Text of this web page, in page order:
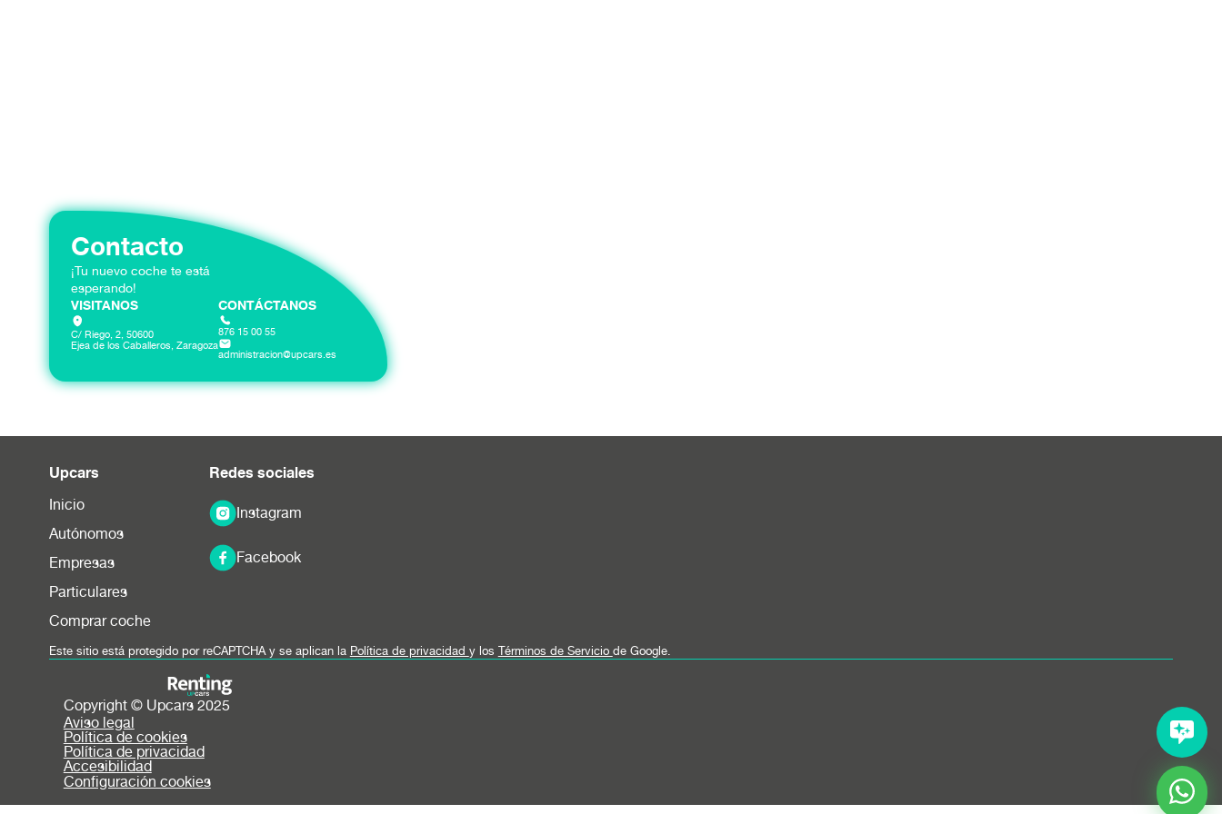
Contacto
¡Tu nuevo coche te está
esperando!
VISITANOS
C/ Riego, 2, 50600
Ejea de los Caballeros, Zaragoza
CONTÁCTANOS
876 15 00 55
administracion@upcars.es
Upcars
Inicio
Autónomos
Empresas
Particulares
Comprar coche
Redes sociales
Instagram
Facebook
Este sitio está protegido por reCAPTCHA y se aplican la Política de privacidad y los Términos de Servicio de Google.
Copyright © Upcars 2025
Aviso legal
Política de cookies
Política de privacidad
Accesibilidad
Configuración cookies